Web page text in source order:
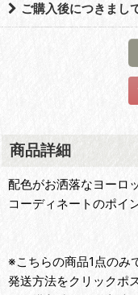
ご購入後につきまし
商品詳細
配色がお洒落なヨーロ
コーディネートのポイ
※こちらの商品1点のみ
発送方法をクリックポ